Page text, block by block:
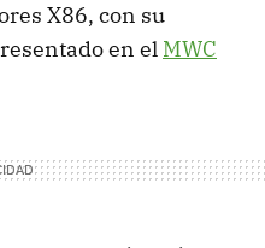
X86, con su
en el MWC